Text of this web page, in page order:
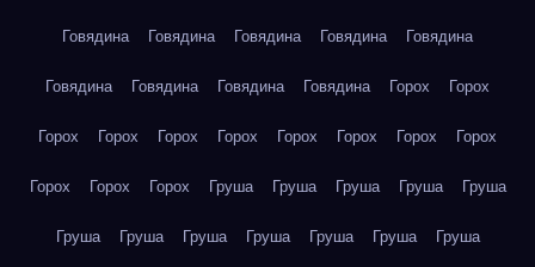
Говядина Говядина Говядина Говядина Говядина
Говядина Говядина Говядина Говядина Горох Горох
Горох Горох Горох Горох Горох Горох Горох Горох
Горох Горох Горох Груша Груша Груша Груша Груша
Груша Груша Груша Груша Груша Груша Груша